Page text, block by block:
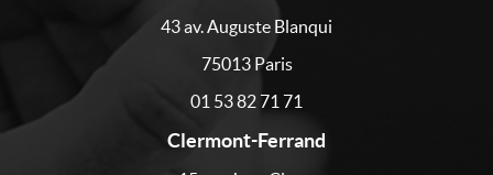
43 av. Auguste Blanqui
75013 Paris
01 53 82 71 71
Clermont-Ferrand